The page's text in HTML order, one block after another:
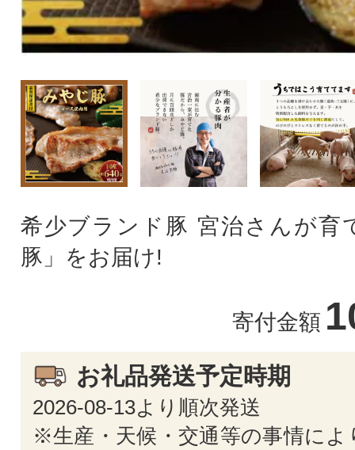
希少ブランド豚 宮治さんが育
豚」をお届け!
寄付金額
お礼品発送予定時期
2026-08-13より順次発送
※生産・天候・交通等の事情によ